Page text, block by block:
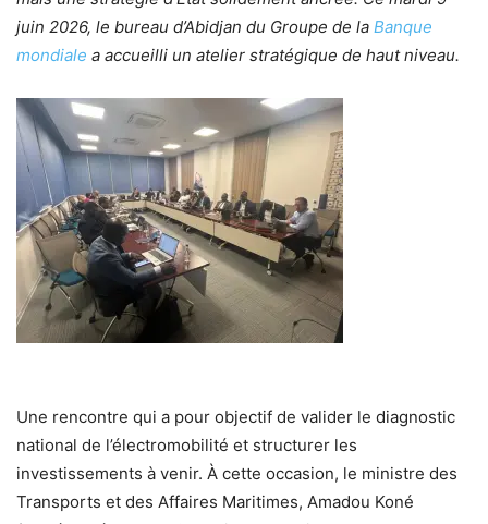
juin 2026, le bureau d’Abidjan du Groupe de la Banque
mondiale a accueilli un atelier stratégique de haut niveau.
Une rencontre qui a pour objectif de valider le diagnostic
national de l’électromobilité et structurer les
investissements à venir. À cette occasion, le ministre des
Transports et des Affaires Maritimes, Amadou Koné